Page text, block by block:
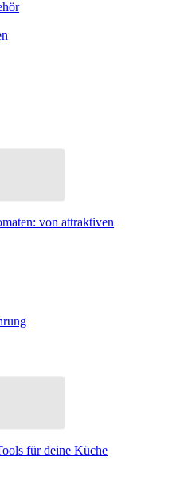
von attraktiven
für deine Küche